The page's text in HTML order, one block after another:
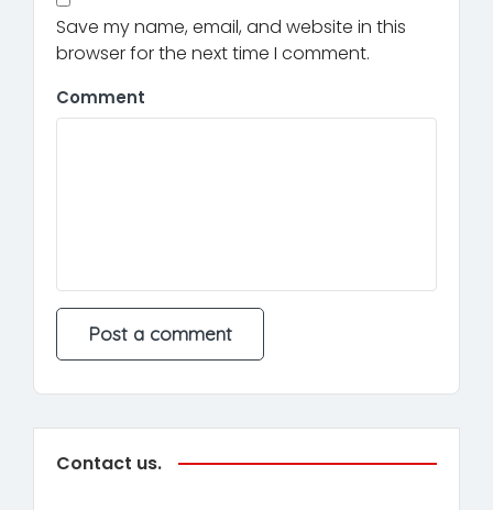
Save my name, email, and website in this
browser for the next time I comment.
Comment
Contact us.